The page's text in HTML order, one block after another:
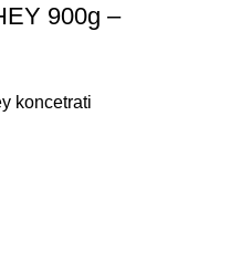
900g –
koncetrati